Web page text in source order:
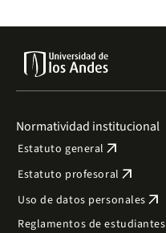
Normatividad institucional
Estatuto general arrow_outward
Estatuto profesoral arrow_outward
Uso de datos personales arrow_outward
Reglamentos de estudiantes